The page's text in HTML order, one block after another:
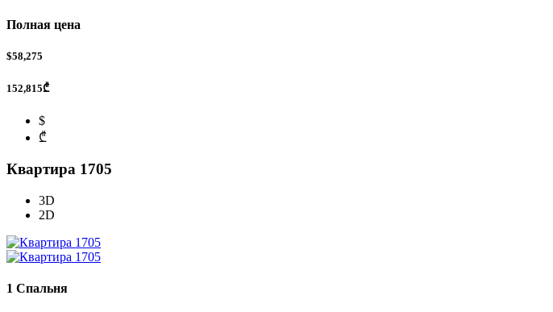
Полная цена
$58,275
152,815₾
$
₾
Квартира 1705
3D
2D
1 Спальня